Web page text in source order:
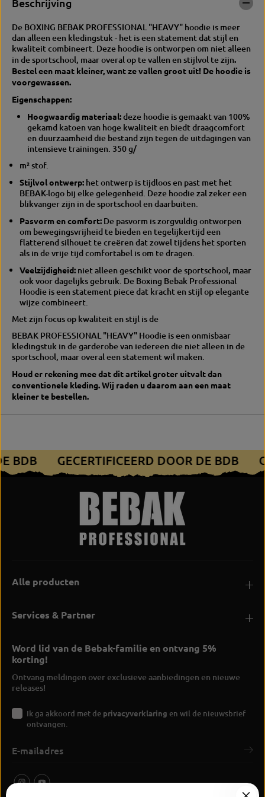
H
A
V
Y
H
o
o
d
i
A
Y
H
o
o
d
i
Beschrijving
De BOXING BEBAK PROFESSIONAL "HEAVY" hoodie is meer
dan alleen een kledingstuk - het is een statement dat stijl en
kwaliteit combineert. Deze hoodie is ontworpen om niet alleen
in de sportschool, maar overal op te vallen en stijlvol te zijn.
Bestel een maat kleiner, want ze vallen groot uit! De hoodie is
voorgewassen.
Eigenschappen:
Hoogwaardig materiaal:deze hoodie is gemaakt van 100%
gekamd katoen van hoge kwaliteit en biedt draagcomfort
en duurzaamheid die bestand zijn tegen de uitdagingen van
intensieve trainingen. 350 g/
m² stof.
Stijlvol ontwerp: het ontwerp is tijdloos en past met het
BEBAK-logo bij elke gelegenheid. Deze hoodie zal zeker een
blikvanger zijn in de sportschool en daarbuiten.
Pasvorm en comfort: De pasvorm is zorgvuldig ontworpen
om bewegingsvrijheid te bieden en tegelijkertijd een
flatterend silhouet te creëren dat zowel tijdens het sporten
als in de vrije tijd comfortabel is om te dragen.
Veelzijdigheid: niet alleen geschikt voor de sportschool, maar
ook voor dagelijks gebruik. De Boxing Bebak Professional
Hoodie is een statement piece dat kracht en stijl op elegante
wijze combineert.
Met zijn focus op kwaliteit en stijl is de
BEBAK PROFESSIONAL "HEAVY" Hoodie is een onmisbaar
kledingstuk in de garderobe van iedereen die niet alleen in de
sportschool, maar overal een statement wil maken.
Houd er rekening mee dat dit artikel groter uitvalt dan
conventionele kleding. Wij raden u daarom aan een maat
kleiner te bestellen.
BDB GECERTIFICEERD DOOR DE BDB
Alle producten
Services & Partner
Word lid van de Bebak-familie en ontvang 5%
korting!
Ontvang meldingen over exclusieve aanbiedingen en nieuwe
releases!
Ik ga akkoord met de privacyverklaring en wil de nieuwsbrief
ontvangen.